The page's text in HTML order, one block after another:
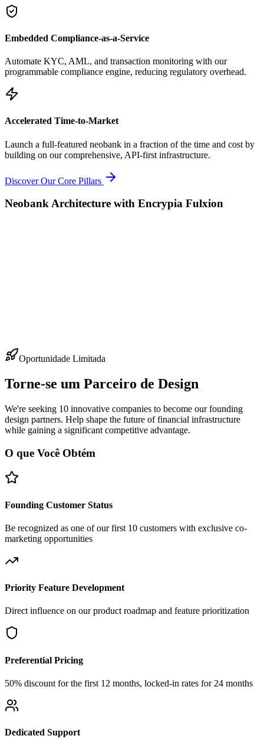
Embedded Compliance-as-a-Service
Automate KYC, AML, and transaction monitoring with our
programmable compliance engine, reducing regulatory overhead.
Accelerated Time-to-Market
Launch a full-featured neobank in a fraction of the time and cost by
building on our comprehensive, API-first infrastructure.
Discover Our Core Pillars
Neobank Architecture with Encrypia Fulxion
Oportunidade Limitada
Torne-se um Parceiro de Design
We're seeking 10 innovative companies to become our founding
design partners. Help shape the future of financial infrastructure
while gaining a significant competitive advantage.
O que Você Obtém
Founding Customer Status
Be recognized as one of our first 10 customers with exclusive co-
marketing opportunities
Priority Feature Development
Direct influence on our product roadmap and feature prioritization
Preferential Pricing
50% discount for the first 12 months, locked-in rates for 24 months
Dedicated Support